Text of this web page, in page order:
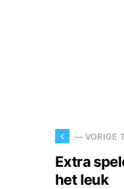
— VORIGE
Extra
het leuk